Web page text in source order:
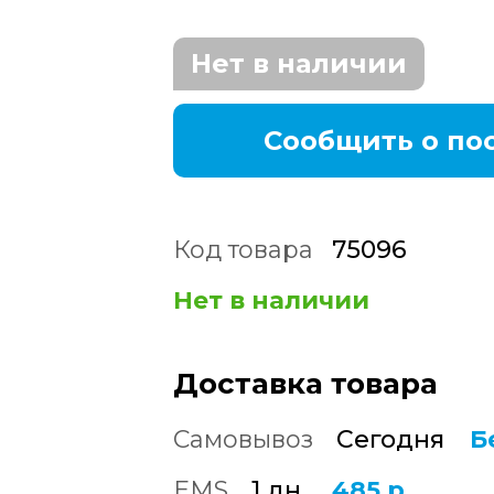
Нет в наличии
Сообщить о
Код товара
75096
Нет в наличии
Доставка товара
Самовывоз Сегодня